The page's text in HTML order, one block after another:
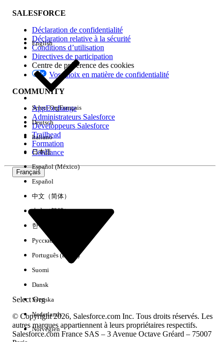
Impact des fonctionnalités
Edition
Expérience
Aucun résultat
SALESFORCE
Déclaration de confidentialité
Déclaration relative à la sécurité
Conditions d’utilisation
Directives de participation
Centre de préférence des cookies
Vos choix en matière de confidentialité
COMMUNITY
AppExchange
Administrateurs Salesforce
Développeurs Salesforce
Trailhead
Formation
Confiance
Français
Select Org
English
Select OrgFrançais
Deutsch
Italiano
日本語
Español (México)
Español
中文（简体）
中文（繁體）
한국어
Русский
Português (Brasil)
Suomi
Dansk
Svenska
Nederlands
Norvégien
© Copyright 2026, Salesforce.com Inc. Tous droits réservés. Les
autres marques appartiennent à leurs propriétaires respectifs.
Salesforce.com France SAS – 3 Avenue Octave Gréard – 75007